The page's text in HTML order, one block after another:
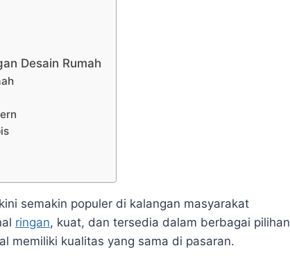
Desain Rumah
semakin populer di kalangan masyarakat
ringan, kuat, dan tersedia dalam berbagai pilihan
memiliki kualitas yang sama di pasaran.